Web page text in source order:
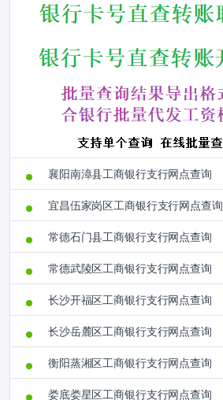
襄阳南漳县工商银行支行网点查询
宜昌伍家岗区工商银行支行网点查询
常德石门县工商银行支行网点查询
常德武陵区工商银行支行网点查询
长沙开福区工商银行支行网点查询
长沙岳麓区工商银行支行网点查询
衡阳蒸湘区工商银行支行网点查询
娄底娄星区工商银行支行网点查询